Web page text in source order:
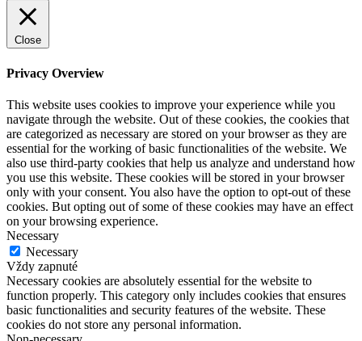
Close
Privacy Overview
This website uses cookies to improve your experience while you
navigate through the website. Out of these cookies, the cookies that
are categorized as necessary are stored on your browser as they are
essential for the working of basic functionalities of the website. We
also use third-party cookies that help us analyze and understand how
you use this website. These cookies will be stored in your browser
only with your consent. You also have the option to opt-out of these
cookies. But opting out of some of these cookies may have an effect
on your browsing experience.
Necessary
Necessary
Vždy zapnuté
Necessary cookies are absolutely essential for the website to
function properly. This category only includes cookies that ensures
basic functionalities and security features of the website. These
cookies do not store any personal information.